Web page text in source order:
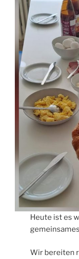
Heute ist es
Wir bereiten